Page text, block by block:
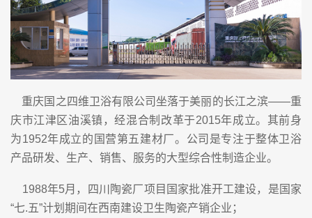
重庆国之四维卫浴有限公司坐落于美丽的长江之滨——重
庆市江津区油溪镇，经混合制改革于2015年成立。其前身
为1952年成立的国营第五建材厂。公司是专注于整体卫浴
产品研发、生产、销售、服务的大型综合性制造企业。
1988年5月，四川陶瓷厂项目国家批准开工建设，是国家
“七.五”计划期间在西南建设卫生陶瓷产销企业；